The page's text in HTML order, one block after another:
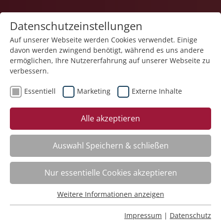
1
Veranstaltung "Arbeitsrecht für Führungskräfte –
Update und Grundlagen" (Nr. 01) wurde in den
Warenkorb gelegt.
Word – Dokumente effizient erstellen
261F07
Wann:
Jederzeit abrufbar
e-Akademie
Status:
Anmeldung möglich
Datenschutzeinstellungen
Auf unserer Webseite werden Cookies verwendet. Einige
davon werden zwingend benötigt, während es uns andere
ermöglichen, Ihre Nutzererfahrung auf unserer Webseite zu
verbessern.
Essentiell Marketing Externe Inhalte
Alle akzeptieren
Auswahl Speichern & schließen
Nur essentielle Cookies akzeptieren
Essentielle Cookies werden für grundlegende Funktionen
Weitere Informationen anzeigen
Impressum | Datenschutz